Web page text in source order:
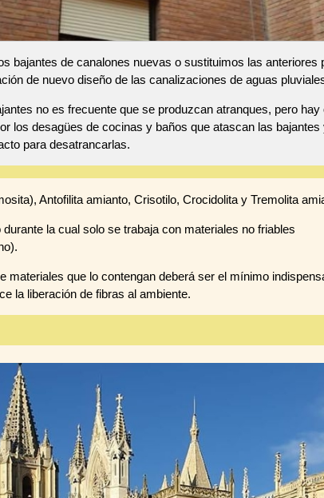
bajantes de canalones nuevas o sustituimos las anteriores
de nuevo diseño de las canalizaciones de aguas
no es frecuente que se produzcan atranques, pero
los desagües de cocinas y baños que atascan las
para desatrancarlas.
Antofilita amianto, Crisotilo, Crocidolita y Tremolita
la cual solo se trabaja con materiales no friables
que lo contengan deberá ser el mínimo
la liberación de fibras al ambiente.